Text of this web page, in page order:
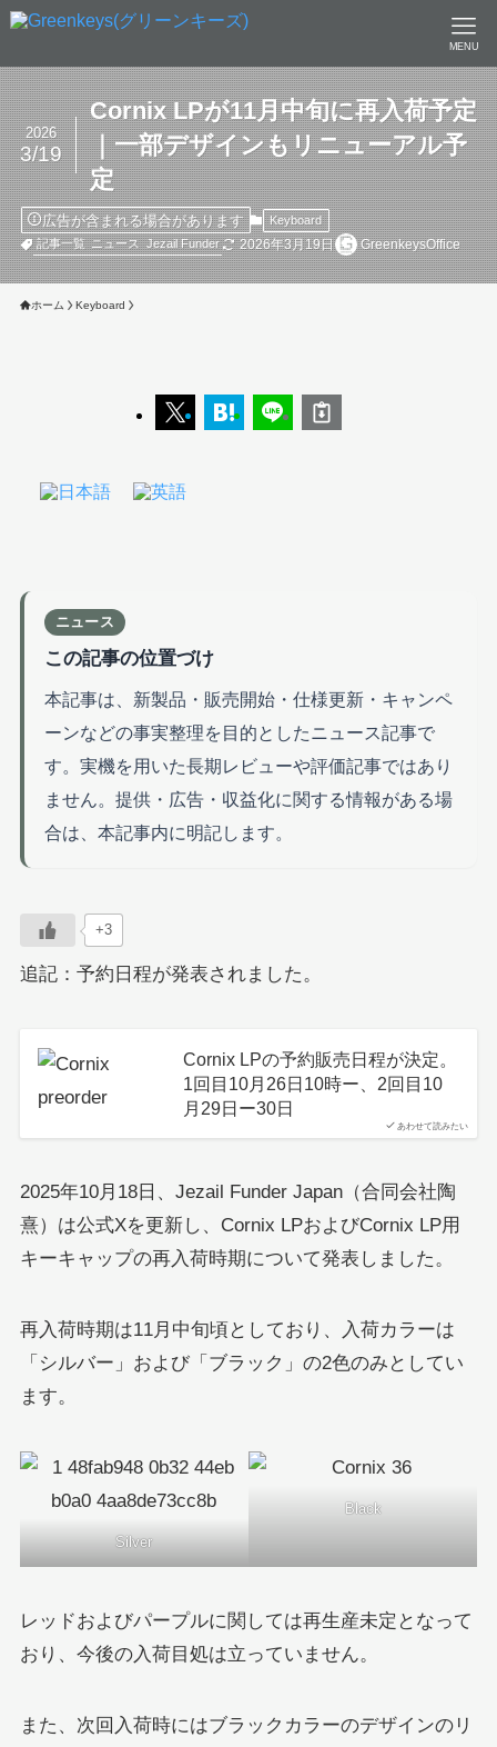
MENU
Cornix LPが11月中旬に再入荷予定
｜一部デザインもリニューアル予
定
2026
3/19
広告が含まれる場合があります
Keyboard
記事一覧 ニュース Jezail Funder 2026年3月19日 GreenkeysOffice
ホーム Keyboard
ニュース
この記事の位置づけ
本記事は、新製品・販売開始・仕様更新・キャンペ
ーンなどの事実整理を目的としたニュース記事で
す。実機を用いた長期レビューや評価記事ではあり
ません。提供・広告・収益化に関する情報がある場
合は、本記事内に明記します。
+3
追記：予約日程が発表されました。
あわせて読みたい
Cornix LPの予約販売日程が決定。
1回目10月26日10時ー、2回目10
月29日ー30日
2025年10月18日、Jezail Funder Japan（合同会社陶
熹）は公式Xを更新し、Cornix LPおよびCornix LP用
キーキャップの再入荷時期について発表しました。
再入荷時期は11月中旬頃としており、入荷カラーは
「シルバー」および「ブラック」の2色のみとしてい
ます。
Silver
Black
レッドおよびパープルに関しては再生産未定となって
おり、今後の入荷目処は立っていません。
また、次回入荷時にはブラックカラーのデザインのリ